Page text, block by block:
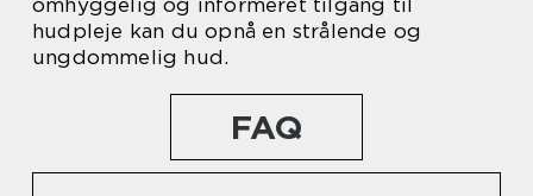
hudpleje kan du opnå en strålende og
ungdommelig hud.
FAQ